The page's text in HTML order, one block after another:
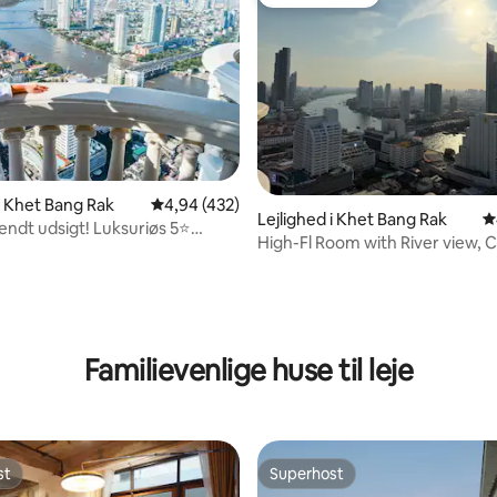
bedømmelse, 141 omtaler
Bang Rak 4,94 ud af 5 i gennemsnitlig bedømmelse,
4,94 (432)
udsigt! Luksuriøs 5⭐
Lejlighed i Khet Bang Rak
High-Fl Room with River view,
Familievenlige huse til leje
Superhost
Superhost